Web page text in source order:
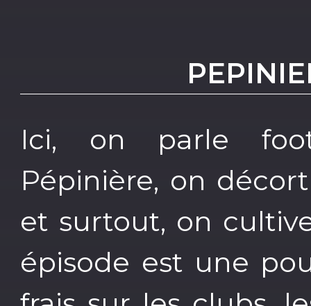
Ici, on parle
Pépinière, on
et surtout, on
épisode est une